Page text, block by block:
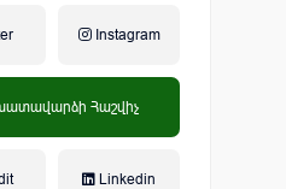
Instagram
Հաշվիչ
Linkedin